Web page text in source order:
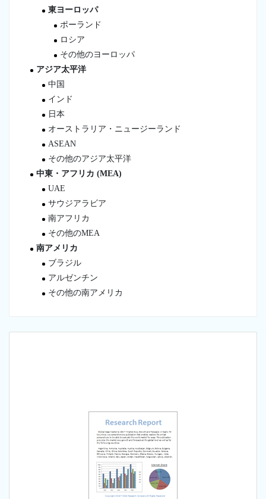
東ヨーロッパ
ポーランド
ロシア
その他のヨーロッパ
アジア太平洋
中国
インド
日本
オーストラリア・ニュージーランド
ASEAN
その他のアジア太平洋
中東・アフリカ (MEA)
UAE
サウジアラビア
南アフリカ
その他のMEA
南アメリカ
ブラジル
アルゼンチン
その他の南アメリカ